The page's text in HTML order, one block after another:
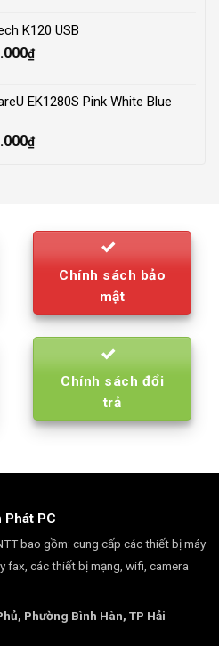
3.500.000₫.
K120 USB
₫Current
195.000₫.
EK1280S Pink White Blue
₫Current
Chính sách bảo
mật
Chính sách đổi
trả
Phát PC
bao gồm: cung cấp các thiết bị máy
fax, các thiết bị mạng, wifi, camera
Phường Bình Hàn, TP Hải